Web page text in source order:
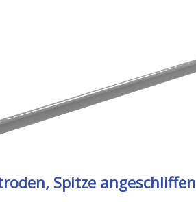
Spitze angeschliffen